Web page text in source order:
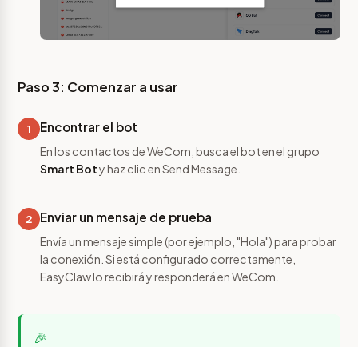
Paso 3: Comenzar a usar
1 Encontrar el bot
En los contactos de WeCom, busca el bot en el grupo
Smart Boty haz clic en Send Message.
2 Enviar un mensaje de prueba
Envía un mensaje simple (por ejemplo, "Hola") para probar
la conexión. Si está configurado correctamente,
EasyClaw lo recibirá y responderá en WeCom.
🎉